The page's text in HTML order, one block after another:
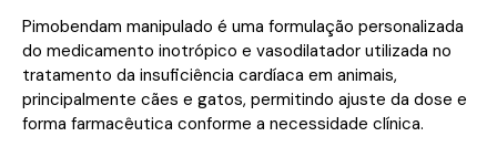
Pimobendam manipulado é uma formulação personalizada
do medicamento inotrópico e vasodilatador utilizada no
tratamento da insuficiência cardíaca em animais,
principalmente cães e gatos, permitindo ajuste da dose e
forma farmacêutica conforme a necessidade clínica.